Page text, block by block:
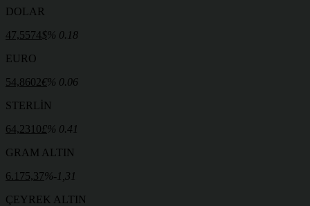
DOLAR
47,5574$% 0.18
EURO
54,8602€% 0.06
STERLİN
64,2310£% 0.41
GRAM ALTIN
6.175,37%-1,31
ÇEYREK ALTIN